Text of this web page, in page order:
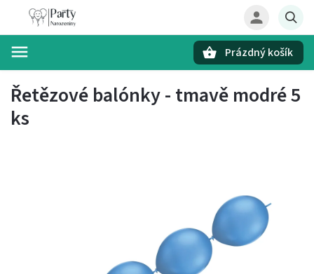
Prázdný košík
Řetězové balónky - tmavě modré 5
ks